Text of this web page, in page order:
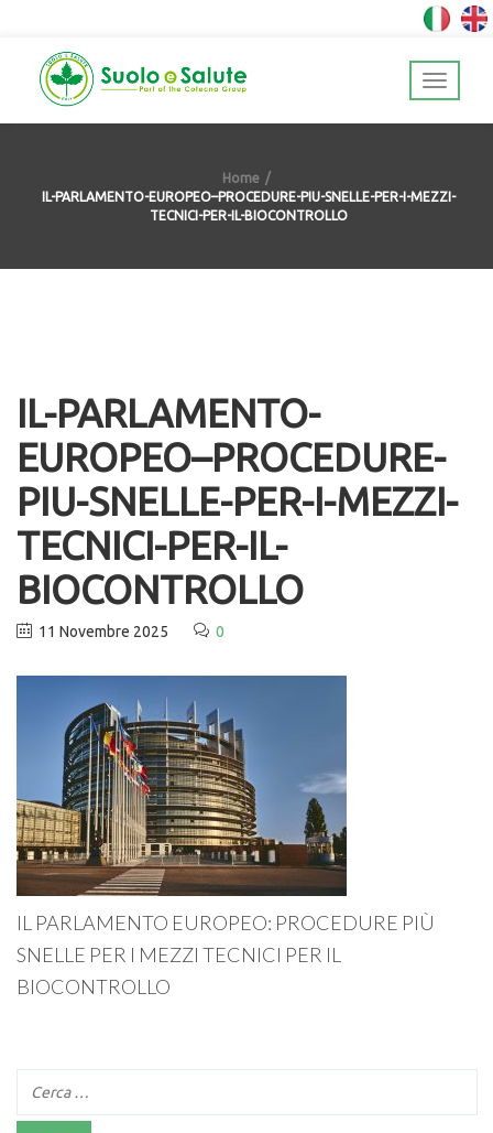
Home
IL-PARLAMENTO-EUROPEO–PROCEDURE-PIU-SNELLE-PER-I-MEZZI-
TECNICI-PER-IL-BIOCONTROLLO
IL-PARLAMENTO-
EUROPEO–PROCEDURE-
PIU-SNELLE-PER-I-MEZZI-
TECNICI-PER-IL-
BIOCONTROLLO
11 Novembre 2025 0
IL PARLAMENTO EUROPEO: PROCEDURE PIÙ
SNELLE PER I MEZZI TECNICI PER IL
BIOCONTROLLO